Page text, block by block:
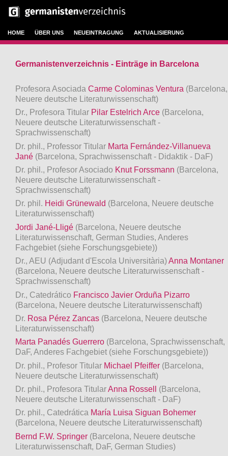
HOME ÜBER UNS NEUEINTRAGUNG AKTUALISIERUNG
Germanistenverzeichnis - Einträge in Barcelona
Profesora Asociada Carme Colominas Ventura (Barcelona,
Neuere deutsche Literaturwissenschaft)
Dr., Profesora Titular Pilar Estelrich Arce (Barcelona,
Neuere deutsche Literaturwissenschaft -
Sprachwissenschaft)
Dr. phil., Professor Titular Marta Fernández-Villanueva
Jané (Barcelona, Sprachwissenschaft - Didaktik - DaF)
Dr. phil., Profesor Asociado Knut Forssmann (Barcelona,
Neuere deutsche Literaturwissenschaft -
Sprachwissenschaft)
Dr. phil. Heidi Grünewald (Barcelona, Neuere deutsche
Literaturwissenschaft)
Jordi Jané-Lligé (Barcelona, Neuere deutsche
Literaturwissenschaft, German Studies, Anderes
Fachgebiet (siehe Forschungsgebiete))
Dr., AEU (Adjudant d'Escola Universitària)Anna Montaner
(Barcelona, Neuere deutsche Literaturwissenschaft -
Sprachwissenschaft)
Dr., Catedrático Francisco Javier Orduña Pizarro
(Barcelona, Neuere deutsche Literaturwissenschaft)
Dr. Rosa Pérez Zancas (Barcelona, Neuere deutsche
Literaturwissenschaft)
Marta Panadés Guerrero (Barcelona, Sprachwissenschaft,
DaF, Anderes Fachgebiet (siehe Forschungsgebiete))
Dr. phil., Profesor Titular Michael Pfeiffer (Barcelona,
Neuere deutsche Literaturwissenschaft)
Dr. phil., Profesora TitularAnna Rossell (Barcelona,
Neuere deutsche Literaturwissenschaft - DaF)
Dr. phil., Catedrática María Luisa Siguan Bohemer
(Barcelona, Neuere deutsche Literaturwissenschaft)
Bernd F.W. Springer (Barcelona, Neuere deutsche
Literaturwissenschaft, DaF, German Studies)